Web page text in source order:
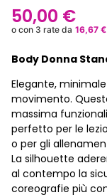
50,00 €
o con 3 rate da 16,67 €
Body Donna
Elegante,
movimento.
massima
perfetto per le
o per gli
La silhouette
al contempo la
coreografie più